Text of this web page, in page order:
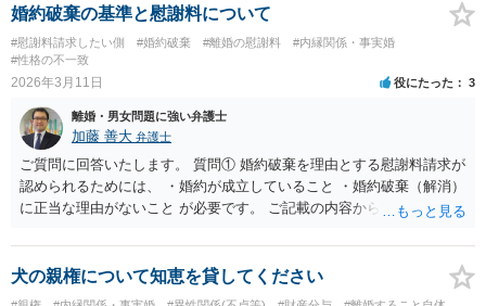
い。 所有名義人にかかわらず、書かれた事情だけを前提とすれば、彼
氏に自動車の権利を主張することはできないと思います。 なお、この
種の男女間トラブルは（自動車の処分がどうなろうが）いずれにせよ
揉めることが多いので、弁護士へ相談しておいた方がよいと思いま
婚約破棄の基準と慰謝料について
#慰謝料請求したい側 #婚約破棄 #離婚の慰謝料
#内縁関係・事実婚
#性格の不一致
2026年3月11日 役にたった 3
離婚・男女問題に強い弁護士
加藤 善大 弁護士
ご質問に回答いたします。 質問① 婚約破棄を理由とする慰謝料請求が
認められるためには、 ・婚約が成立していること ・婚約破棄（解消）
に正当な理由がないこと が必要です。 ご記載の内容からは、結婚の話
性の事情になります。 もっとも、ご記載のとおり、婚活パーティーで
知り合われたという点は、通常の出会い方と比べて、婚約が認められ
やすい事情かとは思います。 婚約が成立している場合は、性格の不一
犬の親権について知恵を貸してください